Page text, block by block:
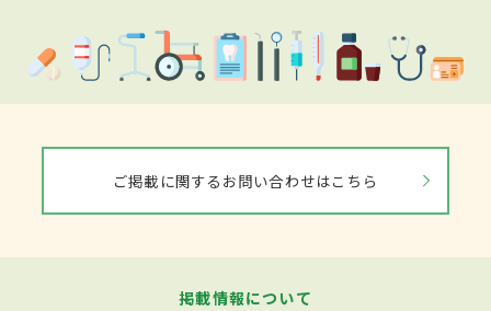
ご掲載に関するお問い合わせはこちら
掲載情報について